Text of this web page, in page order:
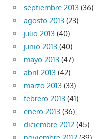
septiembre 2013 (36)
agosto 2013 (23)
julio 2013 (40)
junio 2013 (40)
mayo 2013 (47)
abril 2013 (42)
marzo 2013 (33)
febrero 2013 (41)
enero 2013 (36)
diciembre 2012 (45)